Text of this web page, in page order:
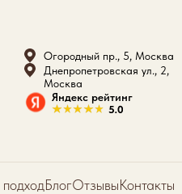
Огородный пр., 5, Москва
Днепропетровская ул., 2,
Москва
Яндекс рейтинг
БлогОтзывыКонтакты